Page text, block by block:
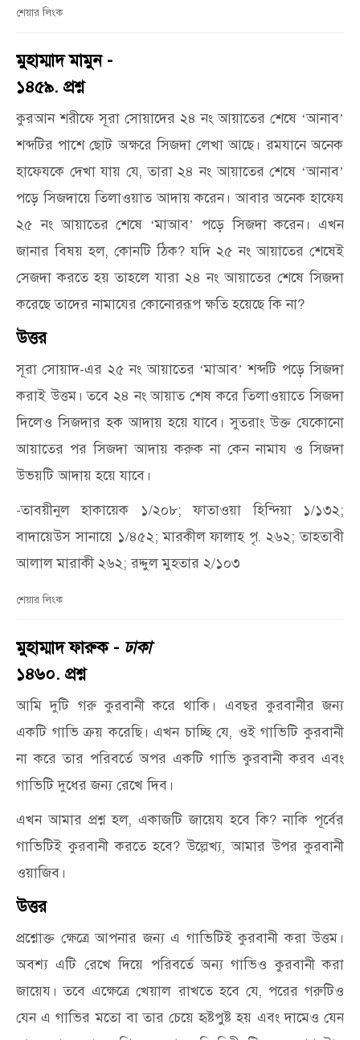
শেয়ার লিংক
মুহাম্মাদ মামুন -
১৪৫৯. প্রশ্ন
কুরআন শরীফে সূরা সোয়াদের ২৪ নং আয়াতের শেষে ‘আনাব’
শব্দটির পাশে ছোট অক্ষরে সিজদা লেখা আছে। রমযানে অনেক
হাফেযকে দেখা যায় যে, তারা ২৪ নং আয়াতের শেষে ‘আনাব’
পড়ে সিজদায়ে তিলাওয়াত আদায় করেন। আবার অনেক হাফেয
২৫ নং আয়াতের শেষে ‘মাআব’
পড়ে সিজদা করেন। এখন
জানার বিষয় হল, কোনটি ঠিক? যদি ২৫ নং আয়াতের শেষেই
সেজদা করতে হয় তাহলে যারা ২৪ নং আয়াতের শেষে সিজদা
করেছে তাদের নামাযের কোনোররূপ ক্ষতি হয়েছে কি না?
উত্তর
সূরা সোয়াদ-এর ২৫ নং আয়াতের ‘মাআব’ শব্দটি পড়ে সিজদা
করাই উত্তম। তবে ২৪ নং আয়াত শেষ করে তিলাওয়াতে সিজদা
দিলেও সিজদার হক আদায় হয়ে যাবে। সুতরাং উক্ত যেকোনো
আয়াতের পর সিজদা আদায় করুক না কেন নামায ও সিজদা
উভয়টি আদায় হয়ে যাবে।
-তাবয়ীনুল হাকায়েক ১/২০৮; ফাতাওয়া হিন্দিয়া ১/১৩২;
বাদায়েউস সানায়ে ১/৪৫২; মারকীল ফালাহ পৃ. ২৬২; তাহতাবী
আলাল মারাকী ২৬২; রদ্দুল মুহতার ২/১০৩
শেয়ার লিংক
মুহাম্মাদ ফারুক - ঢাকা
১৪৬০. প্রশ্ন
আমি দুটি গরু কুরবানী করে থাকি। এবছর কুরবানীর জন্য
একটি গাভি ক্রয় করেছি। এখন চাচ্ছি যে, ওই গাভিটি কুরবানী
না করে তার পরিবর্তে অপর একটি গাভি কুরবানী করব এবং
গাভিটি দুধের জন্য রেখে দিব।
এখন আমার প্রশ্ন হল, একাজটি জায়েয হবে কি? নাকি পূর্বের
গাভিটিই কুরবানী করতে হবে? উল্লেখ্য, আমার উপর কুরবানী
ওয়াজিব।
উত্তর
প্রশ্নোক্ত ক্ষেত্রে আপনার জন্য এ গাভিটিই কুরবানী করা উত্তম।
অবশ্য এটি রেখে দিয়ে পরিবর্তে অন্য গাভিও কুরবানী করা
জায়েয। তবে এক্ষেত্রে খেয়াল রাখতে হবে যে, পরের গরুটিও
যেন এ গাভির মতো বা তার চেয়ে হৃষ্টপুষ্ট হয় এবং দামেও যেন